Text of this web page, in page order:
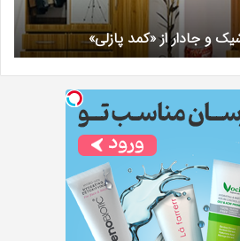
و جادار از «کمد پازلی»